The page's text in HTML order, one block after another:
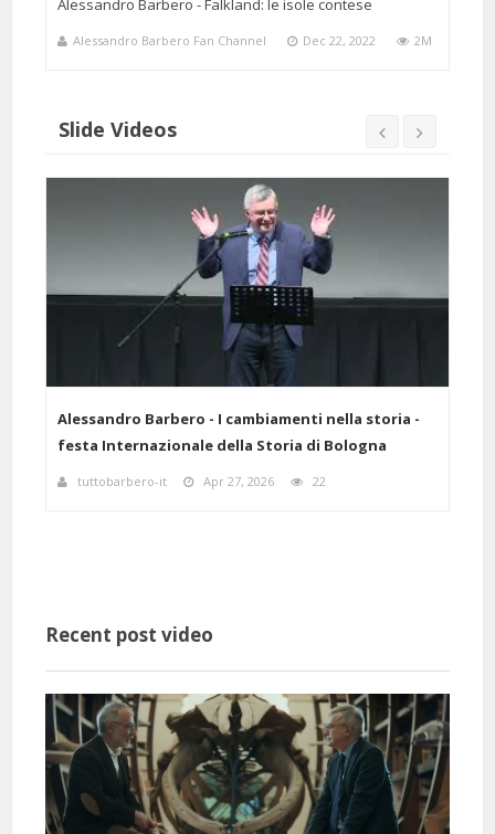
Alessandro Barbero - Falkland: le isole contese
Alessandro Barbero Fan Channel Dec 22, 2022 2M
Slide Videos
Alessandro Barbero - I cambiamenti nella storia -
festa Internazionale della Storia di Bologna
tuttobarbero-it Apr 27, 2026 22
Recent post video